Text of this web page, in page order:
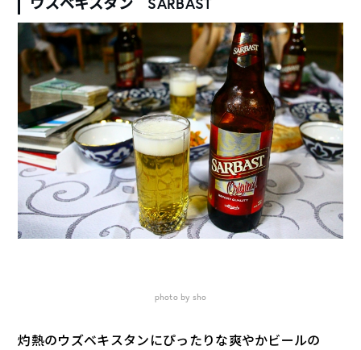
photo by sho
灼熱のウズベキスタンにぴったりな爽やかビールの